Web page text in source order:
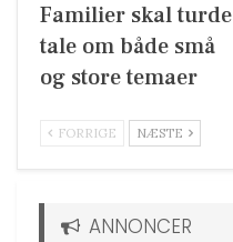
Familier skal turde
tale om både små
og store temaer
FORRIGE NÆSTE
ANNONCER